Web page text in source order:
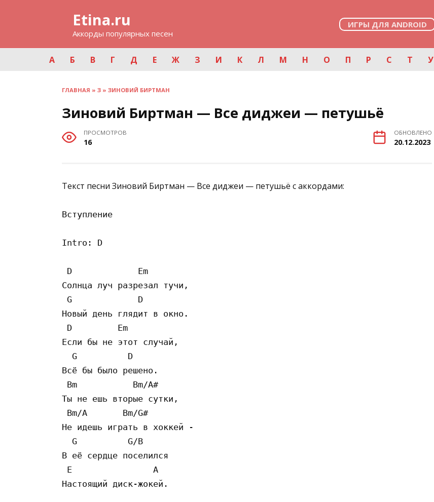
Etina.ru
Аккорды популярных песен
ИГРЫ ДЛЯ ANDROID
А Б В Г Д Е Ж З И К Л М Н О П Р С Т У
ГЛАВНАЯ » З » ЗИНОВИЙ БИРТМАН
Зиновий Биртман — Все диджеи — петушьё
ПРОСМОТРОВ
16
ОБНОВЛЕНО
20.12.2023
Текст песни Зиновий Биртман — Все диджеи — петушьё с аккордами:
Вступление
Intro: D
D             Em
Солнца луч разрезал тучи,
G             D
Новый день глядит в окно.
D         Em
Если бы не этот случай,
  G          D
Всё бы было решено.
Bm           Bm/A#
Ты не ешь вторые сутки,
Bm/A       Bm/G#
Не идешь играть в хоккей -
  G          G/B
В её сердце поселился
E                A
Настоящий диск-жокей.